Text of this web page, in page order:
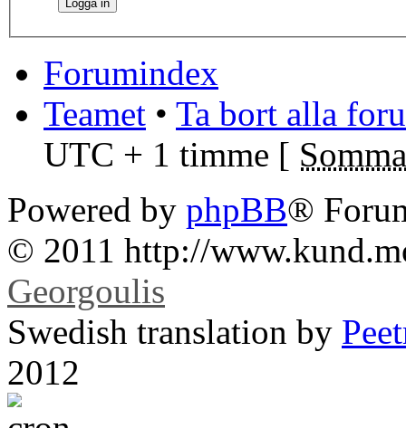
Forumindex
Teamet • Ta bort alla
UTC + 1 timme [
Powered by phpBB®
© 2011 http://
Georgoulis
Swedish translation by
2012